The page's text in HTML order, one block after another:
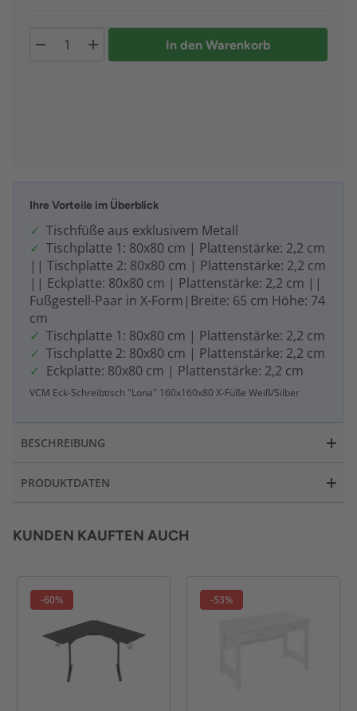
In den Warenkorb
Ihre Vorteile im Überblick
Tischfüße aus exklusivem Metall
Tischplatte 1: 80x80 cm | Plattenstärke: 2,2 cm
|| Tischplatte 2: 80x80 cm | Plattenstärke: 2,2 cm
|| Eckplatte: 80x80 cm | Plattenstärke: 2,2 cm ||
Fußgestell-Paar in X-Form|Breite: 65 cm Höhe: 74
cm
Tischplatte 1: 80x80 cm | Plattenstärke: 2,2 cm
Tischplatte 2: 80x80 cm | Plattenstärke: 2,2 cm
Eckplatte: 80x80 cm | Plattenstärke: 2,2 cm
VCM Eck-Schreibtisch "Lona" 160x160x80 X-Füße Weiß/Silber
BESCHREIBUNG
PRODUKTDATEN
KUNDEN KAUFTEN AUCH
-60% -53%